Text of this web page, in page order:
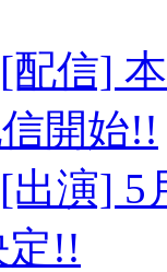
[配信]
開始!!
[出演] 5
定!!